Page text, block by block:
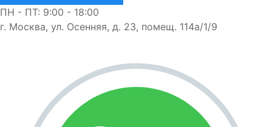
ПН - ПТ: 9:00 - 18:00
г. Москва, ул. Осенняя, д. 23, помещ. 114а/1/9